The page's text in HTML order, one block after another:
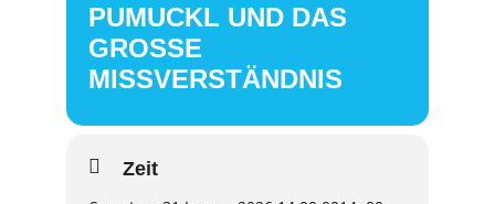
PUMUCKL UND DAS
GROSSE
MISSVERSTÄNDNIS
Zeit